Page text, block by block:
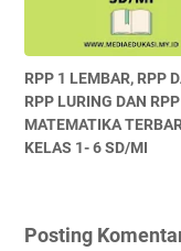
RPP 1 LEMBAR, RPP
RPP LURING DAN RPP
MATEMATIKA
KELAS 1- 6 SD/MI
Posting